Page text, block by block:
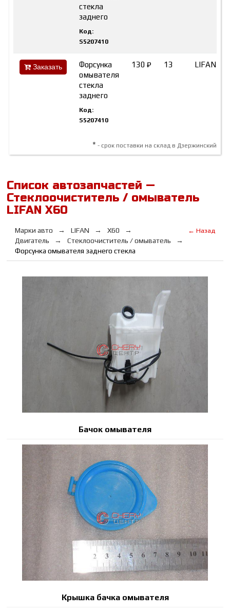
стекла
заднего
Код:
S5207410
Заказать
Форсунка
омывателя
стекла
заднего
Код:
S5207410
130 ₽ 13 LIFAN
* - срок поставки на склад в Дзержинский
Список автозапчастей —
Стеклоочиститель / омыватель
LIFAN Х60
Марки авто LIFAN
Х60
Двигатель
Стеклоочиститель / омыватель
Форсунка омывателя заднего стекла
← Назад
Бачок омывателя
Крышка бачка омывателя